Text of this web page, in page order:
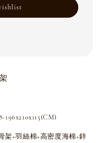
196x210x115(CM)
架+羽絲棉+高密度海棉+鋅